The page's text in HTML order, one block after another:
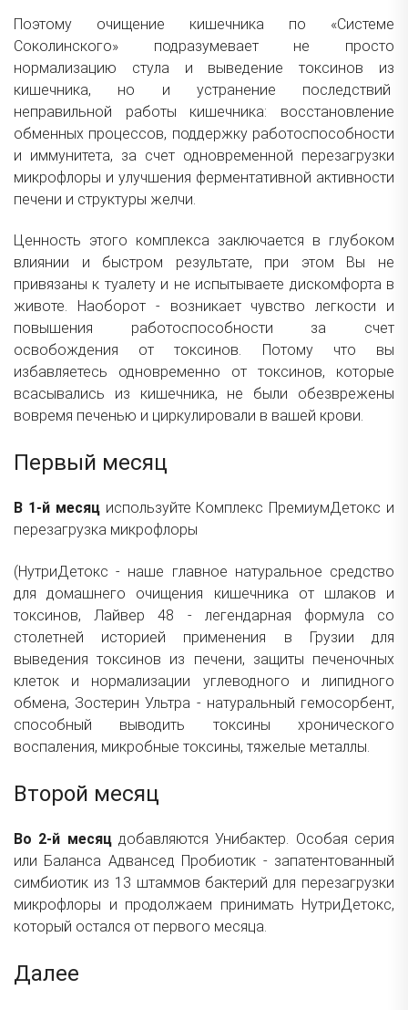
Поэтому очищение кишечника по «Системе
Соколинского» подразумевает не просто
нормализацию стула и выведение токсинов из
кишечника, но и устранение последствий
неправильной работы кишечника: восстановление
обменных процессов, поддержку работоспособности
и иммунитета, за счет одновременной перезагрузки
микрофлоры и улучшения ферментативной активности
печени и структуры желчи.
Ценность этого комплекса заключается в глубоком
влиянии и быстром результате, при этом Вы не
привязаны к туалету и не испытываете дискомфорта в
животе. Наоборот - возникает чувство легкости и
повышения работоспособности за счет
освобождения от токсинов. Потому что вы
избавляетесь одновременно от токсинов, которые
всасывались из кишечника, не были обезврежены
вовремя печенью и циркулировали в вашей крови.
Первый месяц
В 1-й месяциспользуйте Комплекс ПремиумДетокс и
перезагрузка микрофлоры
(НутриДетокс - наше главное натуральное средство
для домашнего очищения кишечника от шлаков и
токсинов, Лайвер 48 - легендарная формула со
столетней историей применения в Грузии для
выведения токсинов из печени, защиты печеночных
клеток и нормализации углеводного и липидного
обмена, Зостерин Ультра - натуральный гемосорбент,
способный выводить токсины хронического
воспаления, микробные токсины, тяжелые металлы.
Второй месяц
Во 2-й месяцдобавляютсяУнибактер. Особая серия
или Баланса Адвансед Пробиотик - запатентованный
симбиотик из 13 штаммов бактерий для перезагрузки
микрофлоры и продолжаем принимать НутриДетокс,
который остался от первого месяца.
Далее